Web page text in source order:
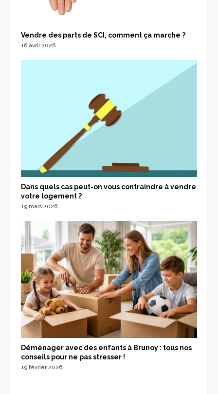
Vendre des parts de SCI, comment ça marche ?
16 avril 2026
Dans quels cas peut-on vous contraindre à vendre
votre logement ?
19 mars 2026
Déménager avec des enfants à Brunoy : tous nos
conseils pour ne pas stresser !
19 février 2026